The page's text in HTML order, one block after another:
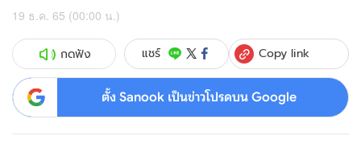
19 ธ.ค. 65 (00:00 น.)
กดฟัง แชร์ Copy link
ตั้ง Sanook เป็นข่าวโปรดบน Google